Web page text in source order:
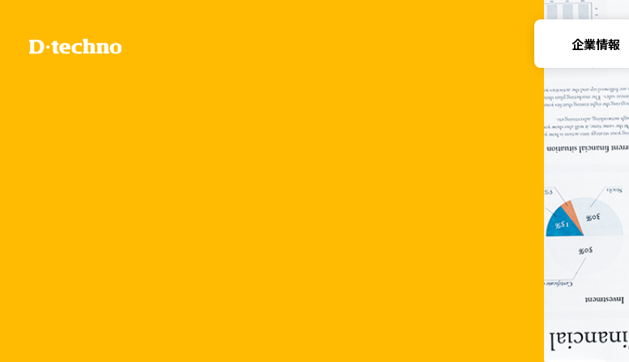
企業情報